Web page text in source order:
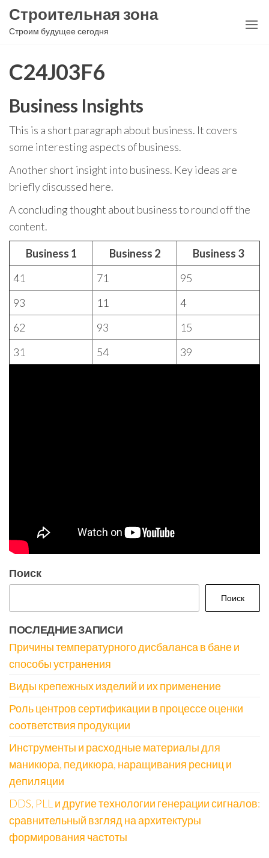
Перейти
Строительная зона
Строим будущее сегодня
C24J03F6
Business Insights
This is a short paragraph about business. It covers
some interesting aspects of business.
Another short insight into business. Key ideas are
briefly discussed here.
A concluding thought about business to round off the
content.
Business 1 Business 2
Business 3
41
71
95
93
11
4
62
93
15
31
54 39
Поиск
Поиск
ПОСЛЕДНИЕ ЗАПИСИ
Причины температурного дисбаланса в бане и
способы устранения
Виды крепежных изделий и их применение
Роль центров сертификации в процессе оценки
соответствия продукции
Инструменты и расходные материалы для
маникюра, педикюра, наращивания ресниц и
депиляции
DDS, PLL и другие технологии генерации сигналов:
сравнительный взгляд на архитектуры
формирования частоты